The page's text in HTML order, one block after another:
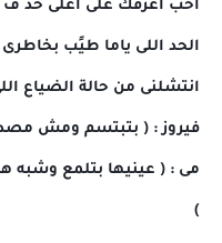
احب اعرفك على أغلى حد ف
الحد اللى ياما طيًب
انتشلنى من حالة الضياع
فيروز : ( بتبتسم ومش
مى : ( عينيها بتلمع
)